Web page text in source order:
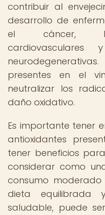
contribuir al
desarrollo de
el cáncer,
cardiovasculares
presentes en el
neutralizar los
daño oxidativo.
Es importante tener
antioxidantes
tener beneficios
considerar como
consumo
dieta
saludable, puede